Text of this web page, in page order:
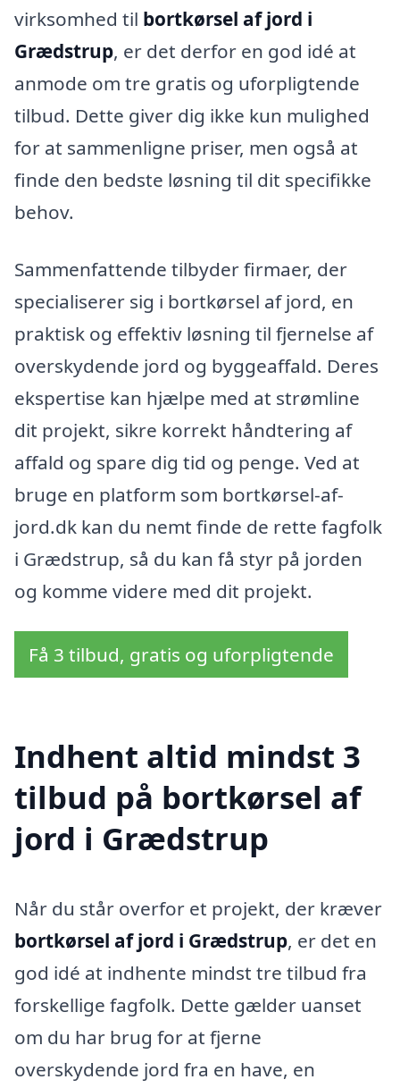
virksomhed til bortkørsel af jord i
Grædstrup, er det derfor en god idé at
anmode om tre gratis og uforpligtende
tilbud. Dette giver dig ikke kun mulighed
for at sammenligne priser, men også at
finde den bedste løsning til dit specifikke
behov.
Sammenfattende tilbyder firmaer, der
specialiserer sig i bortkørsel af jord, en
praktisk og effektiv løsning til fjernelse af
overskydende jord og byggeaffald. Deres
ekspertise kan hjælpe med at strømline
dit projekt, sikre korrekt håndtering af
affald og spare dig tid og penge. Ved at
bruge en platform som bortkørsel-af-
jord.dk kan du nemt finde de rette fagfolk
i Grædstrup, så du kan få styr på jorden
og komme videre med dit projekt.
Få 3 tilbud, gratis og uforpligtende
Indhent altid mindst 3
tilbud på bortkørsel af
jord i Grædstrup
Når du står overfor et projekt, der kræver
bortkørsel af jord i Grædstrup, er det en
god idé at indhente mindst tre tilbud fra
forskellige fagfolk. Dette gælder uanset
om du har brug for at fjerne
overskydende jord fra en have, en